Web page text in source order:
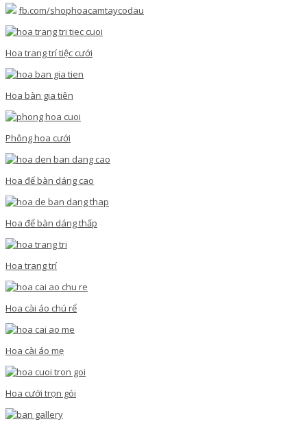
fb.com/shophoacamtaycodau
Hoa trang trí tiệc cưới
Hoa bàn gia tiên
Phông hoa cưới
Hoa để bàn dáng cao
Hoa để bàn dáng thấp
Hoa trang trí
Hoa cài áo chú rể
Hoa cài áo mẹ
Hoa cưới trọn gói